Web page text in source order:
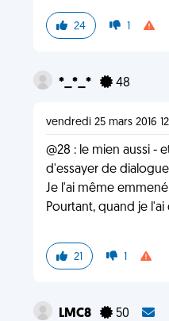
24 1
*_*_* 48
vendredi 25 mars 2016
@28 : le mien aussi -
d'essayer de
Je l'ai même
Pourtant, quand je
21 1
LMC8 50